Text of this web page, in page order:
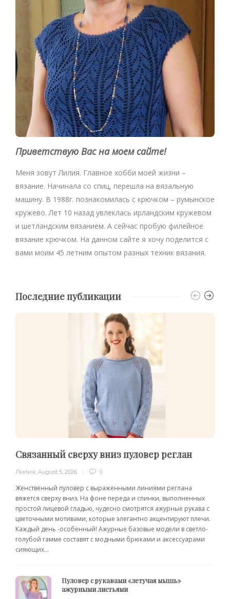
Приветствую Вас на моем сайте!
Меня зовут Лилия. Главное хобби моей жизни –
вязание. Начинала со спиц, перешла на вязальную
машину. В 1988г. познакомилась с крючком – румынское
кружево. Лет 10 назад увлеклась ирландским кружевом
и шетландским вязанием. А сейчас пробую филейное
вязание крючком. На данном сайте я хочу поделится с
вами моим 45 летним опытом разных техник вязания.
Последние публикации
Связанный сверху вниз пуловер реглан
Лилия, August 5, 2026 0
Женственный пуловер с выраженными линиями реглана
вяжется сверху вниз. На фоне переда и спинки, выполненных
простой лицевой гладью, чудесно смотрятся ажурные рукава с
цветочными мотивами, которые элегантно акцентируют плечи.
Каждый день -особенный! Ажурные базовые модели в светло-
голубой гамме составят с модными брюками и аксессуарами
сияющих...
Пуловер с рукавами «летучая мышь»
ажурными листьями